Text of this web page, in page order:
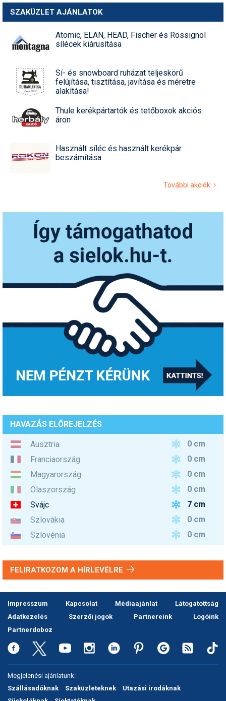
SZAKÜZLET AJÁNLATOK
Atomic, ELAN, HEAD, Fischer és Rossignol
sílécek kiárusítása
Sí- és snowboard ruházat teljeskörű
felújítása, tisztítása, javítása és méretre
alakítása!
Thule kerékpártartók és tetőboxok akciós
áron
Használt síléc és használt kerékpár
beszámítása
További akciók
HAVAZÁS ELŐREJELZÉS
Ausztria
0 cm
Franciaország
0 cm
Magyarország
0 cm
Olaszország
0 cm
Svájc
7 cm
Szlovákia
0 cm
Szlovénia
0 cm
FELIRATKOZOM A HÍRLEVÉLRE
Impresszum Kapcsolat Médiaajánlat
Látogatottság
Adatkezelés
Szerzői jogok Partnereink
Logóink
Partnerdoboz
Megjelenési ajánlatunk:
Szállásadóknak
Szaküzleteknek
Utazási irodáknak